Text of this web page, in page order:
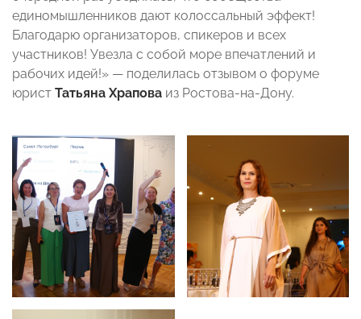
единомышленников дают колоссальный эффект!
Благодарю организаторов, спикеров и всех
участников! Увезла с собой море впечатлений и
рабочих идей!» — поделилась отзывом о форуме
юрист Татьяна Храпова из Ростова-на-Дону.